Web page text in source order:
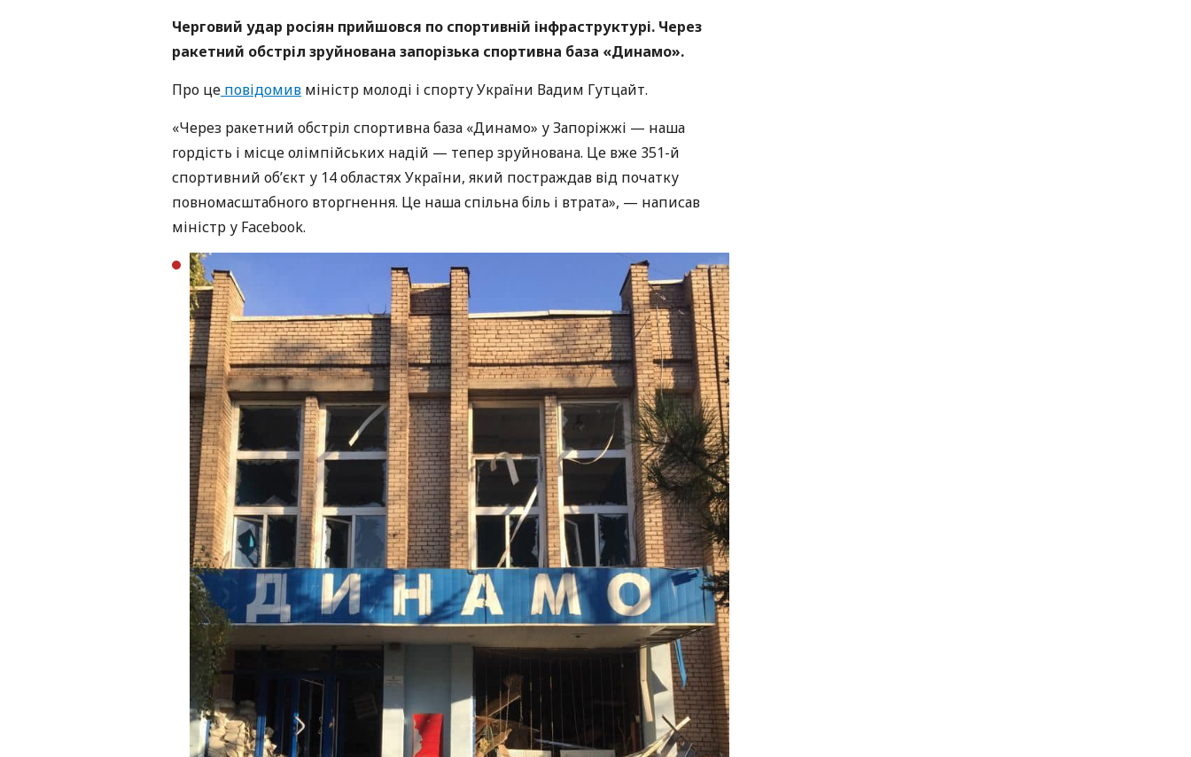
Черговий удар росіян прийшовся по спортивній інфраструктурі. Через
ракетний обстріл зруйнована запорізька спортивна база «Динамо».
Про це повідомив міністр молоді і спорту України Вадим Гутцайт.
«Через ракетний обстріл спортивна база «Динамо» у Запоріжжі — наша
гордість і місце олімпійських надій — тепер зруйнована. Це вже 351-й
спортивний об’єкт у 14 областях України, який постраждав від початку
повномасштабного вторгнення. Це наша спільна біль і втрата», — написав
міністр у Facebook.